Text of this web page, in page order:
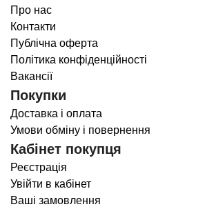
Про нас
Контакти
Публічна оферта
Політика конфіденційності
Вакансії
Покупки
Доставка і оплата
Умови обміну і повернення
Кабінет покупця
Реєстрація
Увійти в кабінет
Ваші замовлення